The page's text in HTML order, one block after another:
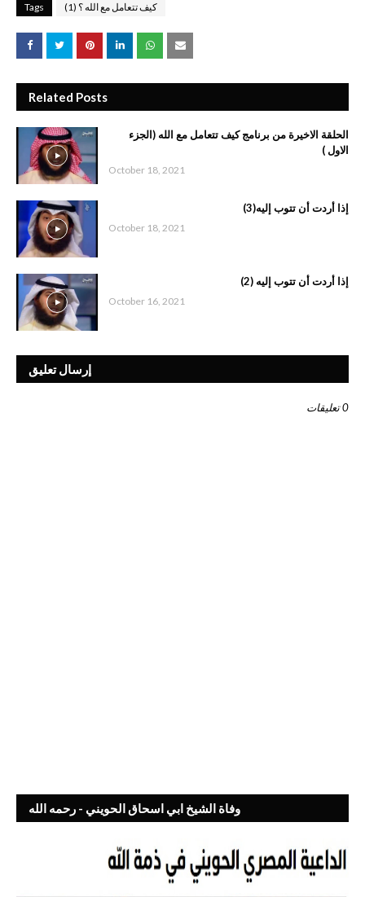
Tags كيف تتعامل مع الله ؟ (1)
Related Posts
الحلقة الاخيرة من برنامج كيف تتعامل مع الله (الجزء
الاول )
October 18, 2021
إذا أردت أن تتوب إليه(3)
October 18, 2021
إذا أردت أن تتوب إليه (2)
October 16, 2021
إرسال تعليق
0 تعليقات
وفاة الشيخ ابي اسحاق الحويني - رحمه الله